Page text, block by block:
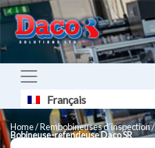
Français
Home/Rembobineuses
Bobineuse-refendeuse Daco SR